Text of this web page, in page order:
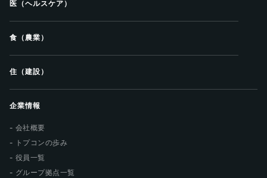
医（ヘルスケア）
食（農業）
住（建設）
企業情報
会社概要
トプコンの歩み
役員一覧
グループ拠点一覧